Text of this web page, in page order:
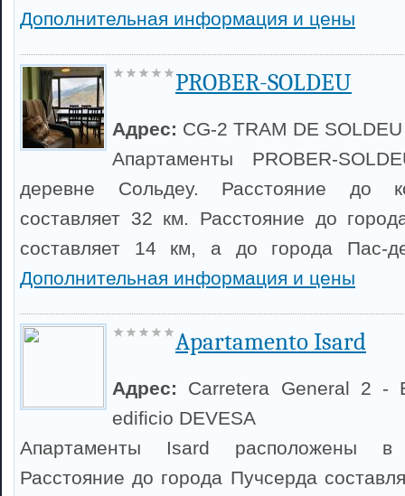
Дополнительная информация и цены
PROBER-SOLDEU
Адрес: CG-2 TRAM DE
Апартаменты PROBER-
деревне Сольдеу. Расстояние до
составляет 32 км. Расстояние до
составляет 14 км, а до города Пас-
Дополнительная информация и цены
Apartamento Isard
Адрес: Carretera General 2 -
edificio DEVESA
Апартаменты Isard расположены в
Расстояние до города Пучсерда